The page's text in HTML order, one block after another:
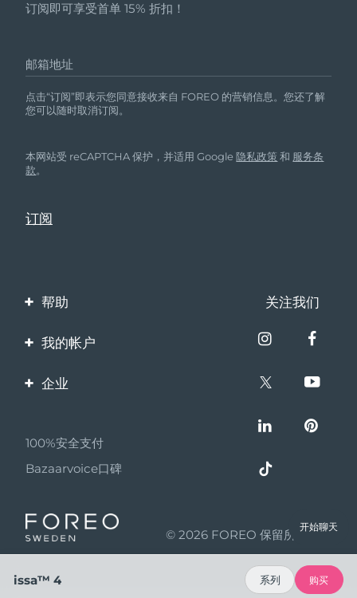
订阅即可享受首单 15% 折扣！
邮箱地址
点击“订阅”即表示您同意接收来自 FOREO 的营销信息。您还了解
您可以随时取消订阅。
本网站受 reCAPTCHA 保护，并适用 Google隐私政策 和 服务条
款。
帮助
联系我们
关注我们
我的帐户
产品注册
企业
伙伴计划
联盟新闻
成为合作伙伴
100%安全支付
Bazaarvoice口碑
© 2026 FOREO 保留所有权利
开始聊天
issa™ 4 系列 购买